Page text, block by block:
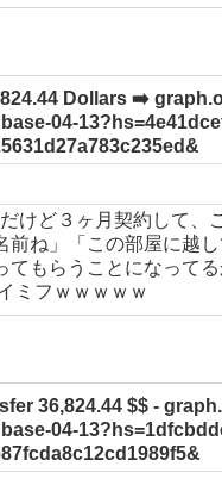
Dollars ➡️
04-
けど３ヶ月契約して、
前ね」「この部屋に越し
てもらうことになってる
ミフｗｗｗｗｗ
36,824.44 $$ -
04-